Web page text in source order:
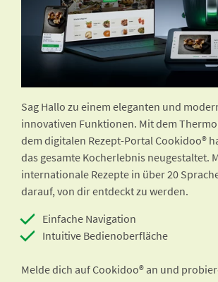
Sag Hallo zu einem eleganten und
innovativen Funktionen. Mit dem
dem digitalen Rezept-Portal Cookidoo®
das gesamte Kocherlebnis neugestaltet.
internationale Rezepte in über 20
darauf, von dir entdeckt zu werden.
Einfache Navigation
Intuitive Bedienoberfläche
Melde dich auf Cookidoo® an und